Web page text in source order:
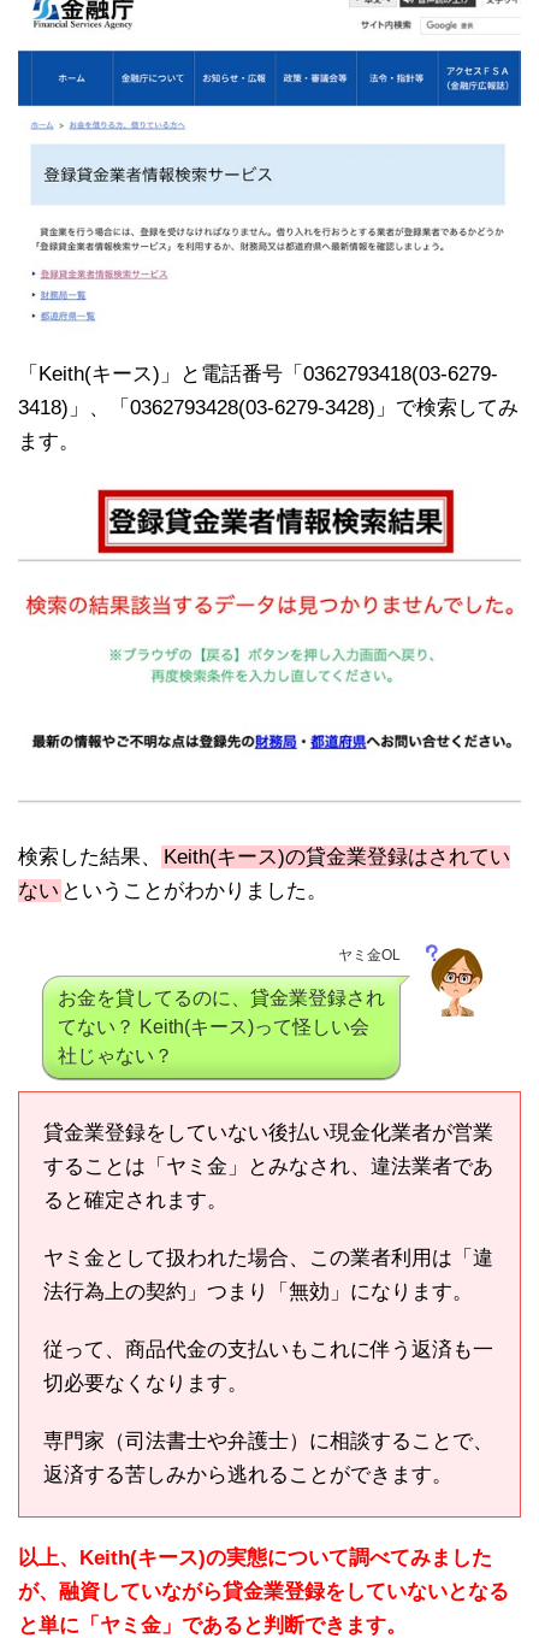
「Keith(キース)」と電話番号「0362793418(03-6279-
3418)」、「0362793428(03-6279-3428)」で検索してみ
ます。
検索した結果、
Keith(キース)の貸金業登録はされてい
ない ということがわかりました。
ヤミ金OL
お金を貸してるのに、貸金業登録され
てない？ Keith(キース)って怪しい会
社じゃない？
貸金業登録をしていない後払い現金化業者が営業
することは「ヤミ金」とみなされ、違法業者であ
ると確定されます。
ヤミ金として扱われた場合、この業者利用は「違
法行為上の契約」つまり「無効」になります。
従って、商品代金の支払いもこれに伴う返済も一
切必要なくなります。
専門家（司法書士や弁護士）に相談することで、
返済する苦しみから逃れることができます。
以上、Keith(キース)の実態について調べてみました
が、融資していながら貸金業登録をしていないとなる
と単に「ヤミ金」であると判断できます。